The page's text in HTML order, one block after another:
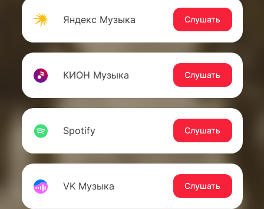
Яндекс Музыка Слушать
КИОН Музыка Слушать
Spotify Слушать
VK Музыка Слушать